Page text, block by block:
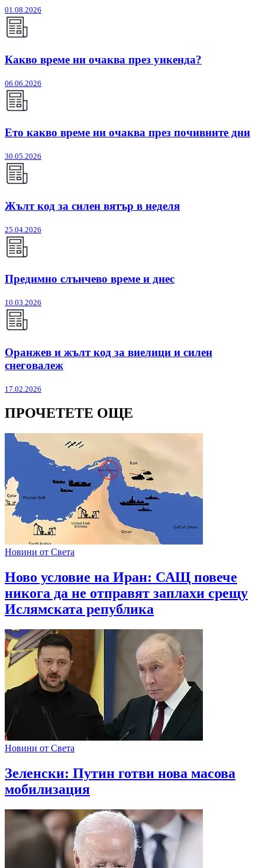
01.08.2026
Какво време ни очаква през уикенда?
06.06.2026
Ето какво време ни очаква през почивните дни
30.05.2026
Жълт код за силен вятър в неделя
25.04.2026
Предимно слънчево време и днес
10.03.2026
Оранжев и жълт код за виелици и силен
снеговалеж
17.02.2026
ПРОЧЕТЕТЕ ОЩЕ
Новини от Света
Ново условие на Иран: САЩ повече
никога да не отправят заплахи срещу
Ислямската република
Новини от Света
Зеленски: Путин готви нова масова
мобилизация